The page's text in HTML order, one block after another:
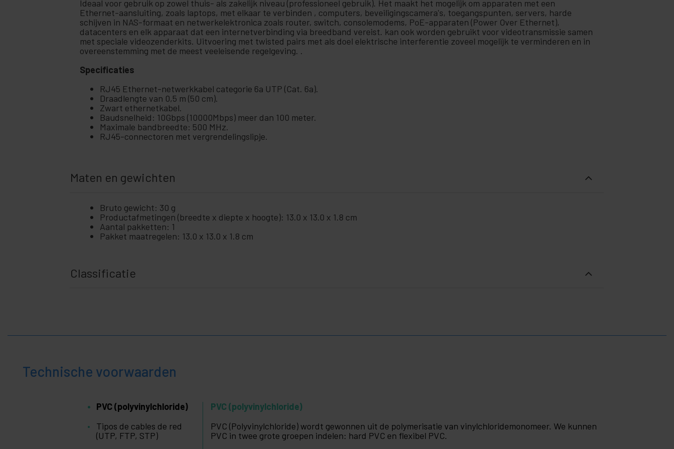
Ubiquiti-netwerken
+
Ideaal voor gebruik op zowel thuis- als zakelijk niveau (professioneel gebruik). Het maakt het mogelijk om apparaten met een
Ethernet-aansluiting, zoals laptops, met elkaar te verbinden , computers, beveiligingscamera's, toegangspunten, servers, harde
schijven in NAS-formaat en netwerkelektronica zoals router, switch, consolemodems, PoE-apparaten (Power Over Ethernet),
datacenters en elk apparaat dat een internetverbinding via breedband vereist. kan ook worden gebruikt voor videotransmissie samen
met speciale videozenderkits. Uitvoering met twisted pairs met als doel elektrische interferentie zoveel mogelijk te verminderen en in
overeenstemming met de meest veeleisende regelgeving. .
Specificaties
RJ45 Ethernet-netwerkkabel categorie 6a UTP (Cat. 6a).
Draadlengte van 0,5 m (50 cm).
Zwart ethernetkabel.
Baudsnelheid: 10Gbps (10000Mbps) meer dan 100 meter.
Maximale bandbreedte: 500 MHz.
RJ45-connectoren met vergrendelingslipje.
Maten en gewichten
Bruto gewicht: 30 g
Productafmetingen (breedte x diepte x hoogte): 13.0 x 13.0 x 1.8 cm
Aantal pakketten: 1
Pakket maatregelen: 13.0 x 13.0 x 1.8 cm
Classificatie
Technische voorwaarden
PVC (polyvinylchloride)
Tipos de cables de red
(UTP, FTP, STP)
PVC (polyvinylchloride)
PVC (Polyvinylchloride) wordt gewonnen uit de polymerisatie van vinylchloridemonomeer. We kunnen
PVC in twee grote groepen indelen: hard PVC en flexibel PVC.